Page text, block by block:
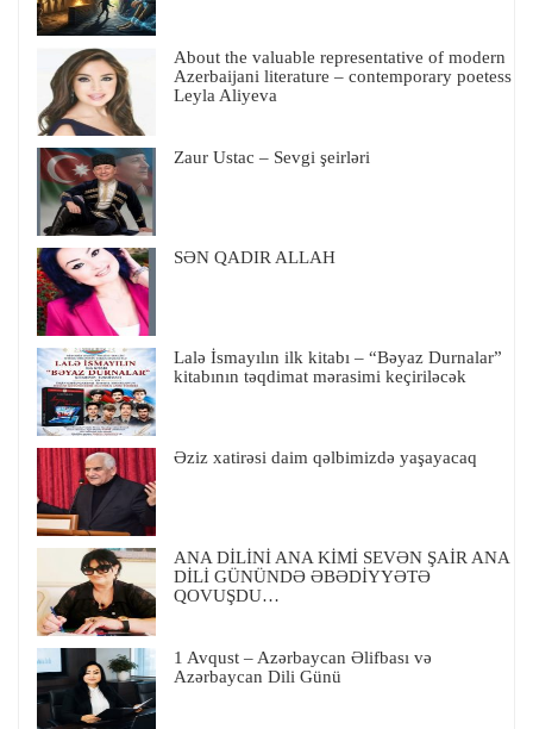
About the valuable representative of modern
Azerbaijani literature – contemporary poetess
Leyla Aliyeva
Zaur Ustac – Sevgi şeirləri
SƏN QADIR ALLAH
Lalə İsmayılın ilk kitabı – “Bəyaz Durnalar”
kitabının təqdimat mərasimi keçiriləcək
Əziz xatirəsi daim qəlbimizdə yaşayacaq
ANA DİLİNİ ANA KİMİ SEVƏN ŞAİR ANA
DİLİ GÜNÜNDƏ ƏBƏDİYYƏTƏ
QOVUŞDU…
1 Avqust – Azərbaycan Əlifbası və
Azərbaycan Dili Günü